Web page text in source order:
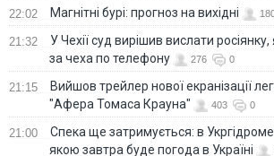
22:02 Магнітні бурі: прогноз на вихідні
21:32
У Чехії суд вирішив вислати
за чеха по телефону
276 0
21:15
Вийшов трейлер нової екранізації
"Афера Томаса Крауна"
403 0
21:00
Спека ще затримується: в
якою завтра буде погода в Україні